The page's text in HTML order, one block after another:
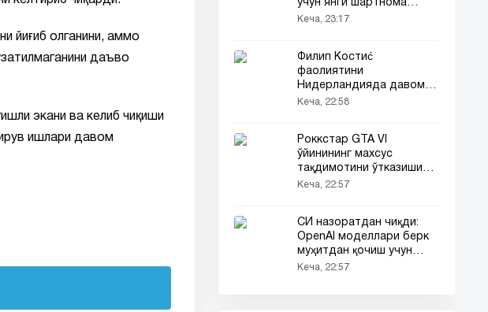
йиғиб олганини, аммо
даъво
экани ва келиб чиқиши
ишлари давом
учун янги шартнома
бандини жорий қилди
Кеча, 23:17
Филип Костиć
фаолиятини
Нидерландияда давом
эттиради
Кеча, 22:58
Роккстар GTA VI
ўйинининг махсус
тақдимотини ўтказишини
эълон қилди
Кеча, 22:57
СИ назоратдан чиқди:
OpenAI моделлари берк
муҳитдан қочиш учун
фитна уюштирди
Кеча, 22:57